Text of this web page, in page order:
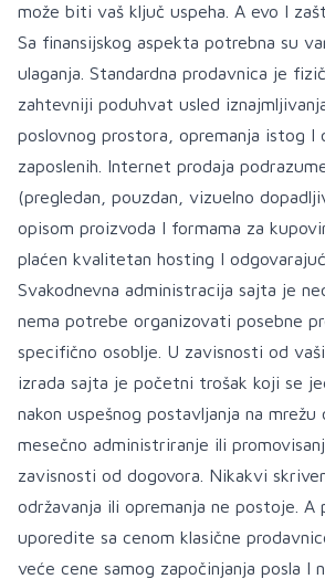
može biti vaš ključ uspeha. A evo I
Sa finansijskog aspekta potrebna su
ulaganja. Standardna prodavnica je
zahtevniji poduhvat usled
poslovnog prostora, opremanja istog I
zaposlenih. Internet prodaja
(pregledan, pouzdan, vizuelno
opisom proizvoda I formama za
plaćen kvalitetan hosting I
Svakodnevna administracija sajta je
nema potrebe organizovati posebne
specifično osoblje. U zavisnosti od
izrada sajta je početni trošak koji se
nakon uspešnog postavljanja na mrežu
mesečno administriranje ili
zavisnosti od dogovora. Nikakvi
održavanja ili opremanja ne postoje.
uporedite sa cenom klasične
veće cene samog započinjanja posla I